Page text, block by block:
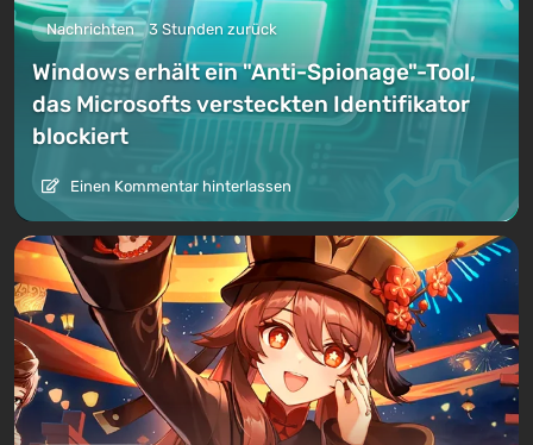
Nachrichten 3 Stunden zurück
Windows erhält ein "Anti-Spionage"-Tool,
das Microsofts versteckten Identifikator
blockiert
Einen Kommentar hinterlassen